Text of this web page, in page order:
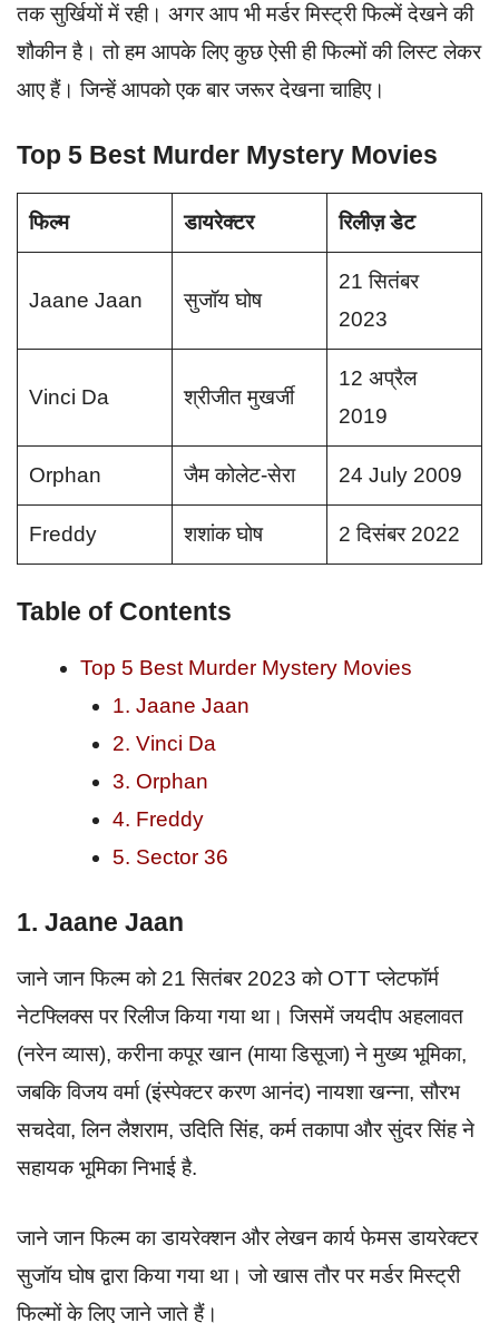
तक सुर्खियों में रही। अगर आप भी मर्डर मिस्ट्री फिल्में देखने की
शौकीन है। तो हम आपके लिए कुछ ऐसी ही फिल्मों की लिस्ट लेकर
आए हैं। जिन्हें आपको एक बार जरूर देखना चाहिए।
Top 5 Best Murder Mystery Movies
फिल्म डायरेक्टर रिलीज़ डेट
Jaane Jaan सुजॉय घोष
21 सितंबर
2023
Vinci Da श्रीजीत मुखर्जी
12 अप्रैल
2019
Orphan जैम कोलेट-सेरा 24 July 2009
Freddy शशांक घोष 2 दिसंबर 2022
Table of Contents
Top 5 Best Murder Mystery Movies
1. Jaane Jaan
2. Vinci Da
3. Orphan
4. Freddy
5. Sector 36
1. Jaane Jaan
जाने जान फिल्म को 21 सितंबर 2023 को OTT प्लेटफॉर्म
नेटफ्लिक्स पर रिलीज किया गया था। जिसमें जयदीप अहलावत
(नरेन व्यास), करीना कपूर खान (माया डिसूजा) ने मुख्य भूमिका,
जबकि विजय वर्मा (इंस्पेक्टर करण आनंद) नायशा खन्ना, सौरभ
सचदेवा, लिन लैशराम, उदिति सिंह, कर्म तकापा और सुंदर सिंह ने
सहायक भूमिका निभाई है.
जाने जान फिल्म का डायरेक्शन और लेखन कार्य फेमस डायरेक्टर
सुजॉय घोष द्वारा किया गया था। जो खास तौर पर मर्डर मिस्ट्री
फिल्मों के लिए जाने जाते हैं।